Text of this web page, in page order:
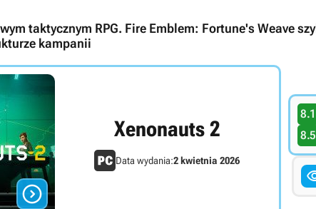
taktycznym RPG. Fire Emblem: Fortune's Weave
kampanii

Xenonauts 2
Data wydania:2 kwietnia 2026
8.1
8.5